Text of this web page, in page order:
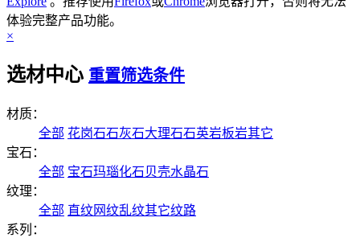
体验完整产品功能。
×
选材中心 重置筛选条件
材质：
全部 花岗石石灰石大理石石英岩板岩其它
宝石：
全部 宝石玛瑙化石贝壳水晶石
纹理：
全部 直纹网纹乱纹其它纹路
系列：